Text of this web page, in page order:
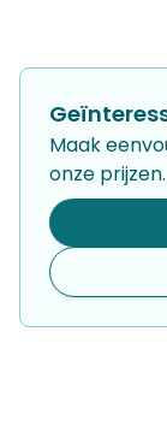
Seksuologie
Coaching
Life coaching
Maak
onze prijzen.